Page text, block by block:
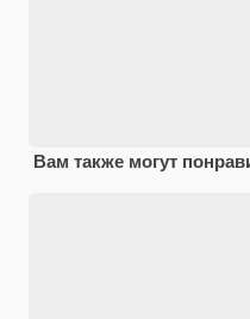
Вам также могут